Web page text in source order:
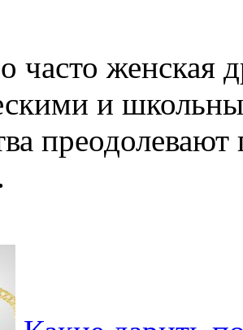
часто женская
и